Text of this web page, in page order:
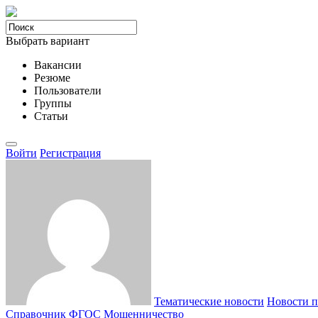
Выбрать вариант
Вакансии
Резюме
Пользователи
Группы
Статьи
Войти Регистрация
Тематические новости Новости
Справочник ФГОС Мошенничество